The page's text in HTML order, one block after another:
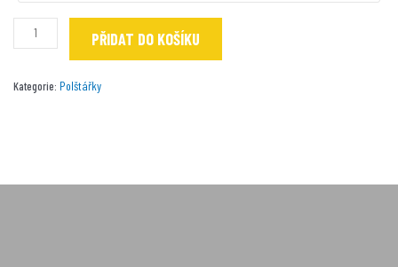
PŘIDAT DO KOŠÍKU
Kategorie: Polštářky